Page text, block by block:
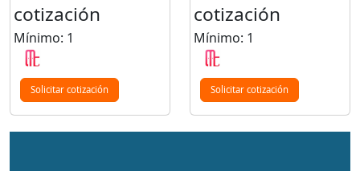
cotización
Mínimo: 1
Solicitar cotización
cotización
Mínimo: 1
Solicitar cotización